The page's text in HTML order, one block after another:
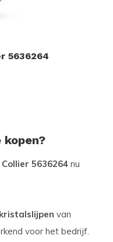
5636264
kopen?
5636264 nu
kristalslijpen van
voor het bedrijf.